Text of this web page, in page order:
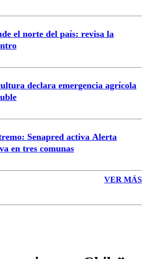
el norte del país: revisa la
declara emergencia agrícola
Senapred activa Alerta
en tres comunas
VER MÁS